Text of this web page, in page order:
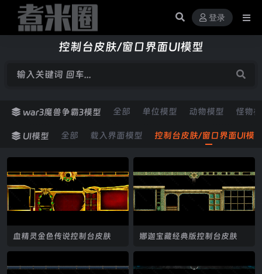
登录
控制台皮肤/窗口界面UI模型
war3魔兽争霸3模型 全部 单位模型 动物模型 怪物
UI模型 全部 载入界面模型 控制台皮肤/窗口界面UI模
血精灵金色传说控制台皮肤 娜迦宝藏经典版控制台皮肤